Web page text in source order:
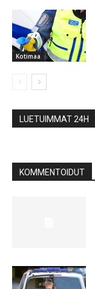
Kotimaa
LUETUIMMAT 24H
KOMMENTOIDUT